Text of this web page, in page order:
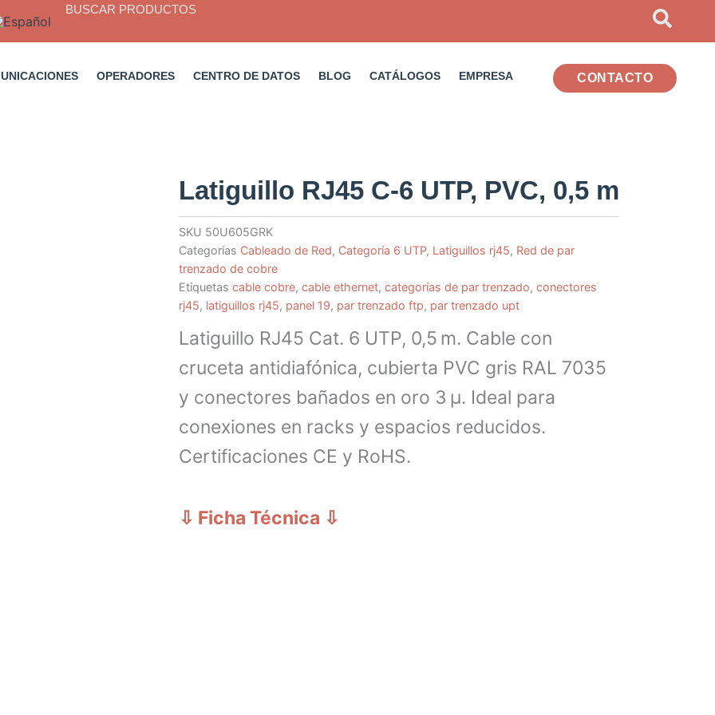
BUSCAR PRODUCTOS
OPERADORES CENTRO DE DATOS BLOG CATÁLOGOS EMPRESA CONTACTO
Latiguillo RJ45 C-6 UTP, PVC, 0,5 m
SKU 50U605GRK
Categorías Cableado de Red, Categoría 6 UTP, Latiguillos rj45, Red de par
trenzado de cobre
Etiquetas cable cobre, cable ethernet, categorías de par trenzado, conectores
rj45, latiguillos rj45, panel 19, par trenzado ftp, par trenzado upt
Latiguillo RJ45 Cat. 6 UTP, 0,5 m. Cable con
cruceta antidiafónica, cubierta PVC gris RAL 7035
y conectores bañados en oro 3 µ. Ideal para
conexiones en racks y espacios reducidos.
Certificaciones CE y RoHS.
⇩ Ficha Técnica ⇩